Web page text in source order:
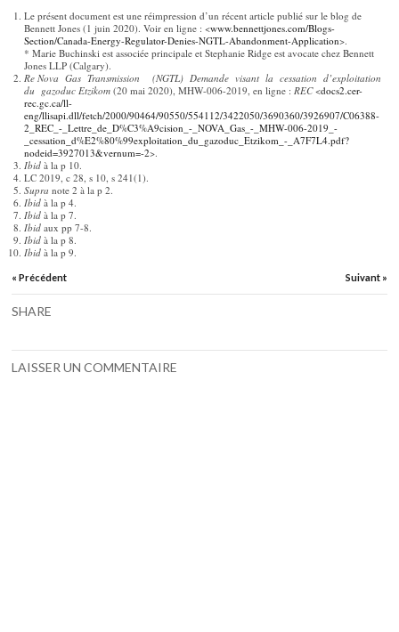
Le présent document est une réimpression d’un récent article publié sur le blog de
Bennett Jones (1 juin 2020). Voir en ligne : <www.bennettjones.com/Blogs-
Section/Canada-Energy-Regulator-Denies-NGTL-Abandonment-Application>.
* Marie Buchinski est associée principale et Stephanie Ridge est avocate chez Bennett
Jones LLP (Calgary).
Re Nova Gas Transmission (NGTL) Demande visant la cessation d’exploitation
du gazoduc Etzikom(20 mai 2020), MHW-006-2019, en ligne : REC<docs2.cer-
rec.gc.ca/ll-
eng/llisapi.dll/fetch/2000/90464/90550/554112/3422050/3690360/3926907/C06388-
2_REC_-_Lettre_de_D%C3%A9cision_-_NOVA_Gas_-_MHW-006-2019_-
_cessation_d%E2%80%99exploitation_du_gazoduc_Etzikom_-_A7F7L4.pdf?
nodeid=3927013&vernum=-2>.
Ibidà la p 10.
LC 2019, c 28, s 10, s 241(1).
Supranote 2 à la p 2.
Ibidà la p 4.
Ibidà la p 7.
Ibidaux pp 7-8.
Ibidà la p 8.
Ibidà la p 9.
« Précédent Suivant »
SHARE
LAISSER UN COMMENTAIRE